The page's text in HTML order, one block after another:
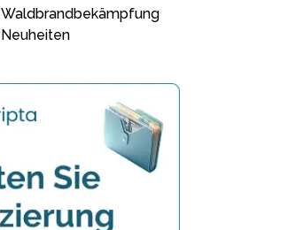
Waldbrandbekämpfung
Neuheiten